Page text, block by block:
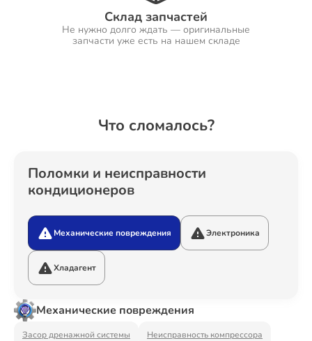
Склад запчастей
Не нужно долго ждать — оригинальные
запчасти уже есть на нашем складе
Что сломалось?
Поломки и неисправности
кондиционеров
Механические повреждения Электроника
Хладагент
Механические повреждения
Засор дренажной системы Неисправность компрессора
Ремонт Холодильников
Ремонт Варочных панелей
Ремонт Акустических систем